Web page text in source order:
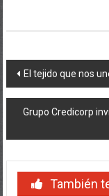
Navegación
de
entradas
El tejido que nos
Grupo Credicorp
También